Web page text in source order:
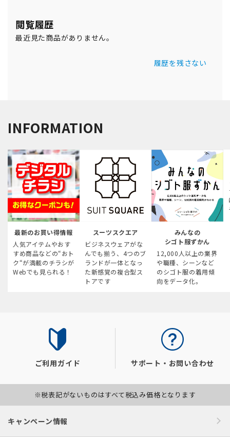
閲覧履歴
最近見た商品がありません。
履歴を残さない
INFORMATION
最新のお買い得情報
人気アイテムやおす
すめ商品などの“おト
ク“が満載のチラシが
Webでも見られる！
スーツスクエア
ビジネスウェアがな
んでも揃う、4つのブ
ランドが一体となっ
た新感覚の複合型ス
トアです
みんなの
シゴト服ずかん
12,000人以上の業界
や職種、シーンなど
のシゴト服の着用傾
向をデータ化。
ご利用ガイド サポート・お問い合わせ
※税表記がないものはすべて税込み価格となります
キャンペーン情報